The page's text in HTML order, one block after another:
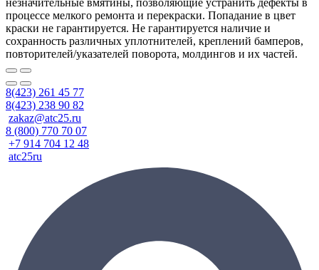
незначительные вмятины, позволяющие устранить дефекты в
процессе мелкого ремонта и перекраски. Попадание в цвет
краски не гарантируется. Не гарантируется наличие и
сохранность различных уплотнителей, креплений бамперов,
повторителей/указателей поворота, молдингов и их частей.
8(423) 261 45 77
8(423) 238 90 82
zakaz@atc25.ru
8 (800) 770 70 07
+7 914 704 12 48
atc25ru